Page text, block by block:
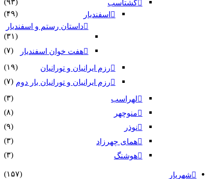
گشتاسب
(۹۳)
اسفندیار
(۴۹)
داستان رستم و اسفندیار
(۳۱)
هفت خوان اسفندیار
(۷)
رزم ایرانیان و تورانیان
(۱۹)
رزم ایرانیان و تورانیان بار دوم (۷)
لهراسب
(۳)
منوچهر
(۸)
نوذر
(۹)
هماى چهرزاد
(۳)
هوشنگ
(۳)
شهریار (۱۵۷)